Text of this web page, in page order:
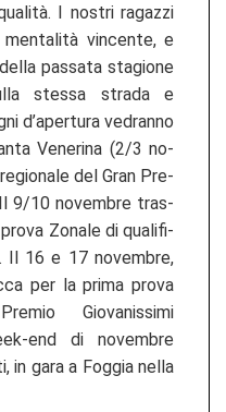
I nos­tri ra­ga­z­zi
mentalità vin­cen­te, e
pas­sa­ta stagio­ne
st­es­sa stra­da e
d’aper­tu­ra ve­dran­no
Ve­ne­ri­na (2/3 no­
del Gran Pre­
Il 9/10 no­vem­bre tras­
Zo­na­le di qua­li­fi­
Il 16 e 17 no­vem­bre,
per la prima prova
Gio­v­a­nis­si­mi
​end di no­vem­bre
in gara a Foggia nella
na­zio­na­le